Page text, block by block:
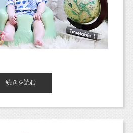
）
ですね（＞＜；）
ン＊（10/3から適用）
entry/854
が、スタジオサンプルが
月2日までは移転作業のた
すので、
杉並区のフォトスタジオ
です。
続きを読む